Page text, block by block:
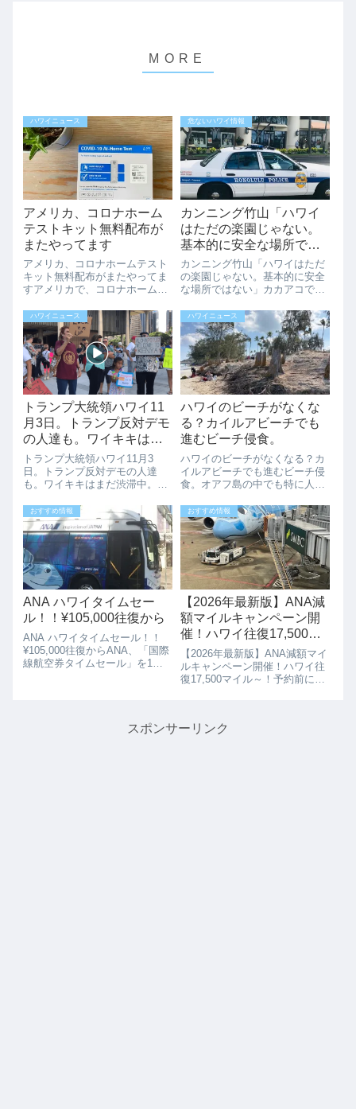
ハワイニュース
アメリカ、コロナホーム
テストキット無料配布が
またやってます
アメリカ、コロナホームテスト
キット無料配布がまたやってま
すアメリカで、コロナホームテ
ムがまたスタートしています。
以下より、名前と住所を入力す
るだけで１世帯につき4つ入り
のコロナホームテストキットが
無料でもらうこと...
危ないハワイ情報
カンニング竹山「ハワイ
はただの楽園じゃない。
基本的に安全な場所では
ない」
カンニング竹山「ハワイはただ
の楽園じゃない。基本的に安全
な場所ではない」カカアコで先
という事件がありましたが、日
本ではハワイの治安については
あまり報道されないのが現実で
す。ハワイは観光が大きな収入
源であるため、ハ...
ハワイニュース
トランプ大統領ハワイ11
月3日。トランプ反対デモ
の人達も。ワイキキはま
だ渋滞中。5PM(No.4)
トランプ大統領ハワイ11月3
日。トランプ反対デモの人達
も。ワイキキはまだ渋滞中。
会議事堂の前にトランプ反対派
の多くの人が集まり抗議してま
す。でもなんか楽しんでやって
るみたいですね。ワイキキはま
だまだ渋滞中...
ハワイニュース
ハワイのビーチがなくな
る？カイルアビーチでも
進むビーチ侵食。
ハワイのビーチがなくなる？カ
イルアビーチでも進むビーチ侵
食。オアフ島の中でも特に人気
浜と穏やかな海が魅力ですが、
ここ数年でビーチ侵食（エロー
ジョン）が目に見えて進んでい
るのを感じます。2025年12月に
実際に現地...
おすすめ情報
ANA ハワイタイムセー
ル！！¥105,000往復から
ANA ハワイタイムセール！！
¥105,000往復からANA、「国際
線航空券タイムセール」を1月
おすすめ情報
【2026年最新版】ANA減
額マイルキャンペーン開
催！ハワイ往復17,500マ
イル～！予約前に知って
おきたいポイントまとめ
【2026年最新版】ANA減額マイ
ルキャンペーン開催！ハワイ往
復17,500マイル～！予約前に知
ャージが高すぎて本当にお得な
スポンサーリンク